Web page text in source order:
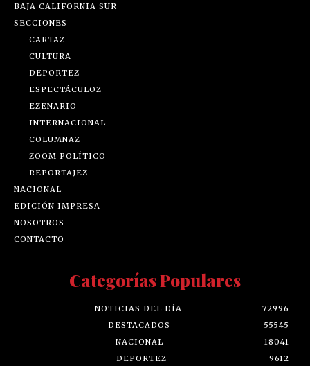
BAJA CALIFORNIA SUR
SECCIONES
CARTAZ
CULTURA
DEPORTEZ
ESPECTÁCULOZ
EZENARIO
INTERNACIONAL
COLUMNAZ
ZOOM POLÍTICO
REPORTAJEZ
NACIONAL
EDICIÓN IMPRESA
NOSOTROS
CONTACTO
Categorías Populares
NOTICIAS DEL DÍA
72996
DESTACADOS
55545
NACIONAL
18041
DEPORTEZ
9612